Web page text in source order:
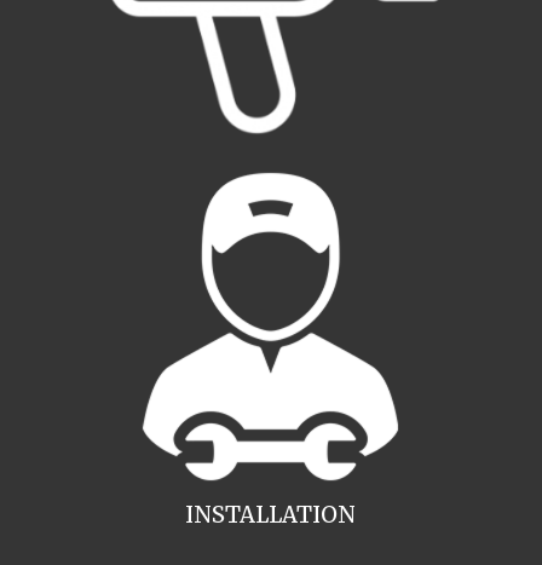
INSTALLATION